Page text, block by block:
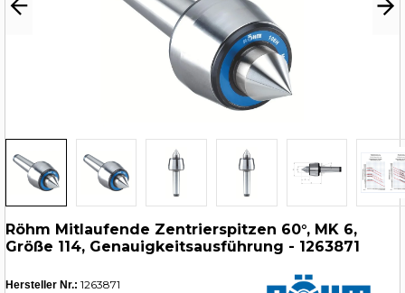
Röhm Mitlaufende Zentrierspitzen 60°, MK 6,
Größe 114, Genauigkeitsausführung - 1263871
Hersteller Nr.: 1263871